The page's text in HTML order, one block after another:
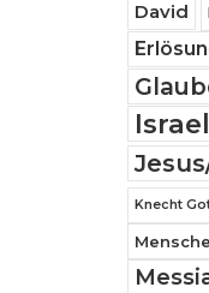
David
Israel
Knecht